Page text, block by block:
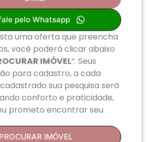
pelo Whatsapp
uma oferta que preencha
você poderá clicar abaixo
IMÓVEL“. Seus
para cadastro, a cada
sua pesquisa será
conforto e praticidade,
prometo encontrar seu
PROCURAR IMÓVEL